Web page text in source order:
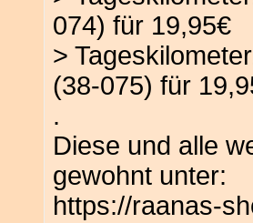
074) für 19,95€
>
(38-075) für
.
Diese und alle
gewohnt unter:
https://raanas-